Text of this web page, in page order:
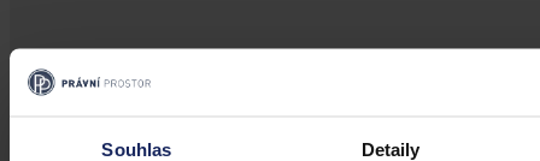
Souhlas Detaily